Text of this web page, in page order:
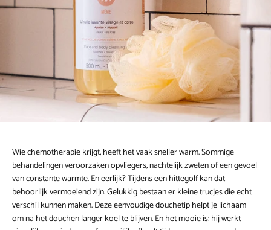
Wie chemotherapie krijgt, heeft het vaak sneller warm. Sommige
behandelingen veroorzaken opvliegers, nachtelijk zweten of een gevoel
van constante warmte. En eerlijk? Tijdens een hittegolf kan dat
behoorlijk vermoeiend zijn. Gelukkig bestaan er kleine trucjes die echt
verschil kunnen maken. Deze eenvoudige douchetip helpt je lichaam
om na het douchen langer koel te blijven. En het mooie is: hij werkt